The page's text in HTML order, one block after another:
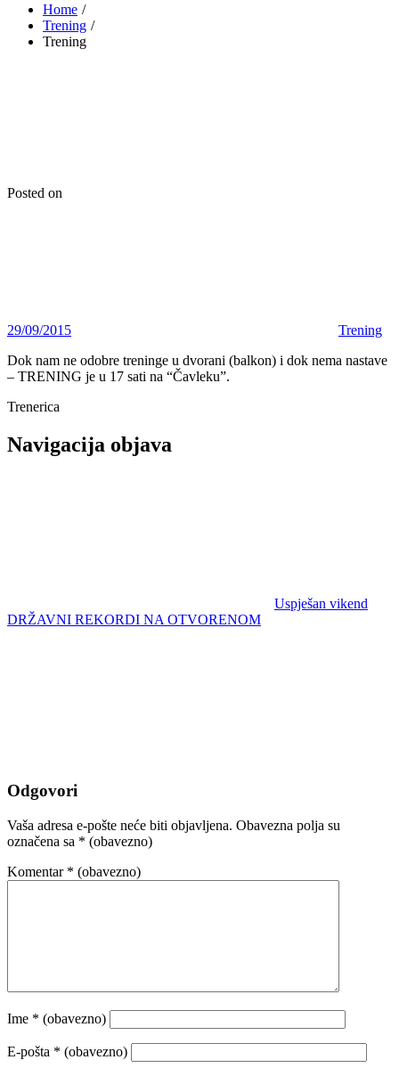
Home
Trening
Trening
Posted on
29/09/2015
Trening
Dok nam ne odobre treninge u dvorani (balkon) i dok nema nastave
– TRENING je u 17 sati na “Čavleku”.
Trenerica
Navigacija objava
Uspješan vikend
DRŽAVNI REKORDI NA OTVORENOM
Odgovori
Vaša adresa e-pošte neće biti objavljena. Obavezna polja su
označena sa * (obavezno)
Komentar * (obavezno)
Ime * (obavezno)
E-pošta * (obavezno)